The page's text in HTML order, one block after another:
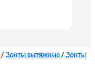
/ Зонты вытяжные / Зонты